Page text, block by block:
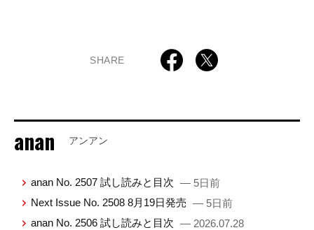
SHARE
anan アンアン
anan No. 2507 試し読みと目次 — 5日前
Next Issue No. 2508 8月19日発売 — 5日前
anan No. 2506 試し読みと目次 — 2026.07.28